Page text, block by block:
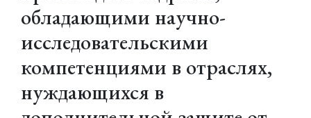
обладающими научно-
исследовательскими
компетенциями в отраслях,
нуждающихся в